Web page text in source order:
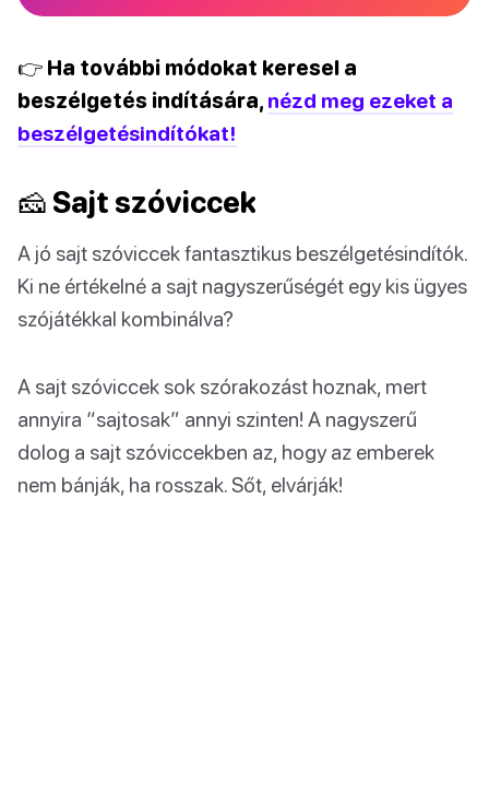
👉 Ha további módokat keresel a
beszélgetés indítására, nézd meg ezeket a
beszélgetésindítókat!
🧀 Sajt szóviccek
A jó sajt szóviccek fantasztikus beszélgetésindítók.
Ki ne értékelné a sajt nagyszerűségét egy kis ügyes
szójátékkal kombinálva?
A sajt szóviccek sok szórakozást hoznak, mert
annyira “sajtosak” annyi szinten! A nagyszerű
dolog a sajt szóviccekben az, hogy az emberek
nem bánják, ha rosszak. Sőt, elvárják!